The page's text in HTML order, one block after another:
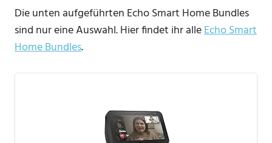
Die unten aufgeführten Echo Smart Home Bundles
sind nur eine Auswahl. Hier findet ihr alleEcho Smart
Home Bundles.